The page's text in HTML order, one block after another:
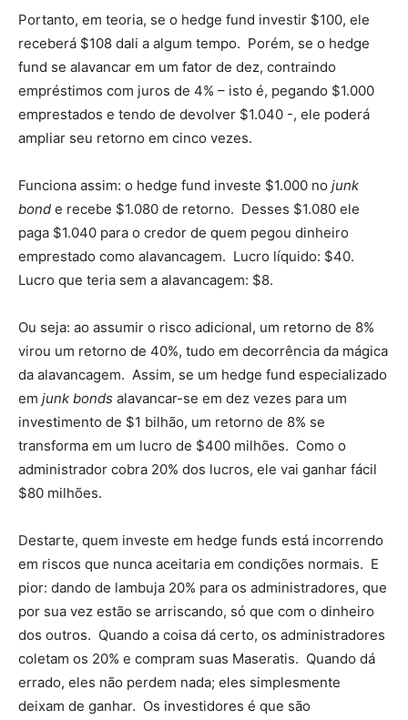
Portanto, em teoria, se o hedge fund investir $100, ele
receberá $108 dali a algum tempo. Porém, se o hedge
fund se alavancar em um fator de dez, contraindo
empréstimos com juros de 4% – isto é, pegando $1.000
emprestados e tendo de devolver $1.040 -, ele poderá
ampliar seu retorno em cinco vezes.
Funciona assim: o hedge fund investe $1.000 no junk
bond e recebe $1.080 de retorno. Desses $1.080 ele
paga $1.040 para o credor de quem pegou dinheiro
emprestado como alavancagem. Lucro líquido: $40.
Lucro que teria sem a alavancagem: $8.
Ou seja: ao assumir o risco adicional, um retorno de 8%
virou um retorno de 40%, tudo em decorrência da mágica
da alavancagem. Assim, se um hedge fund especializado
em junk bonds alavancar-se em dez vezes para um
investimento de $1 bilhão, um retorno de 8% se
transforma em um lucro de $400 milhões. Como o
administrador cobra 20% dos lucros, ele vai ganhar fácil
$80 milhões.
Destarte, quem investe em hedge funds está incorrendo
em riscos que nunca aceitaria em condições normais. E
pior: dando de lambuja 20% para os administradores, que
por sua vez estão se arriscando, só que com o dinheiro
dos outros. Quando a coisa dá certo, os administradores
coletam os 20% e compram suas Maseratis. Quando dá
errado, eles não perdem nada; eles simplesmente
deixam de ganhar. Os investidores é que são